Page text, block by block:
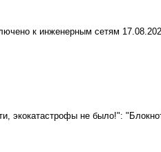
к инженерным сетям
экокатастрофы не было!":